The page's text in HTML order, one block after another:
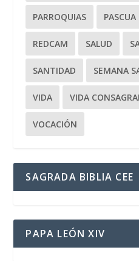
PARROQUIAS PASCUA
REDCAM SALUD
SANTIDAD SEMANA
VIDA VIDA
VOCACIÓN
SAGRADA BIBLIA CEE
PAPA LEÓN XIV